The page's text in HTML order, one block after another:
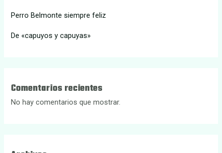
Perro Belmonte siempre feliz
De «capuyos y capuyas»
Comentarios recientes
No hay comentarios que mostrar.